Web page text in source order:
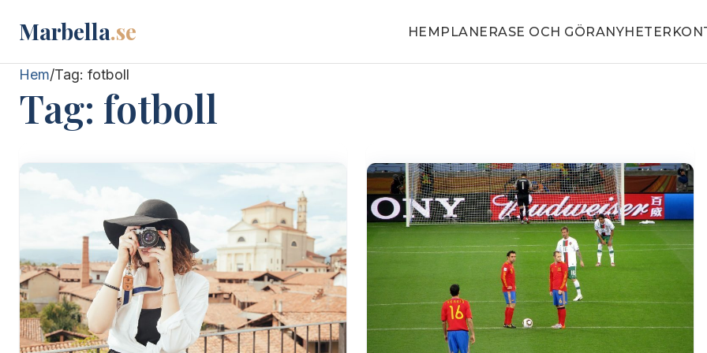
Marbella.se HEM PLANERASE OCH GÖRANYHETER
Hem/Tag: fotboll
Tag: fotboll